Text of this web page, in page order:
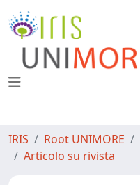
IRIS Root UNIMORE
Articolo su rivista